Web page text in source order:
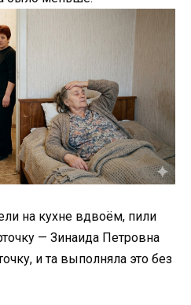
на кухне вдвоём, пили
— Зинаида Петровна
и та выполняла это без